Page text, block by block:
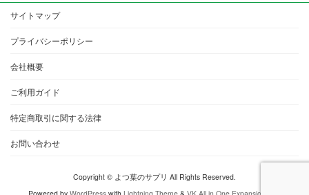
サイトマップ
プライバシーポリシー
会社概要
ご利用ガイド
特定商取引に関する法律
お問い合わせ
Copyright © よつ葉のサプリ All Rights Reserved.